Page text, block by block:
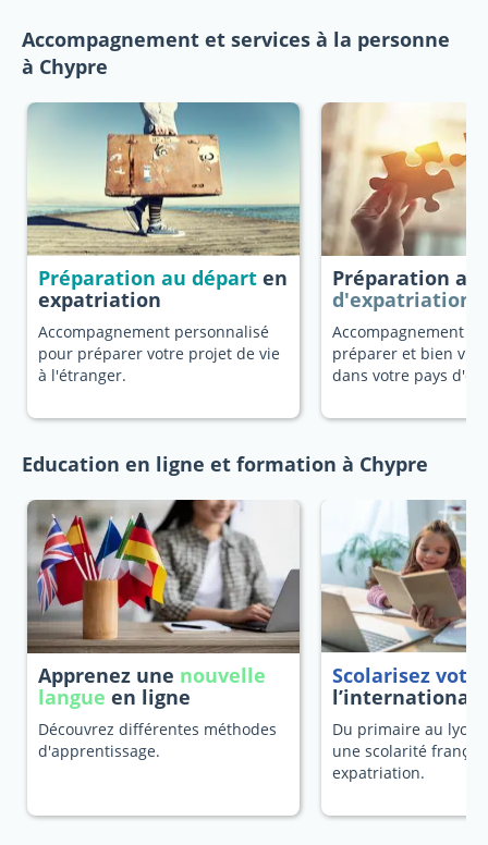
Accompagnement et services à la personne
à Chypre
Préparation au départ en
expatriation
Accompagnement personnalisé
pour préparer votre projet de vie
à l'étranger.
Préparation au
d'expatriation
Accompagnement
préparer et bien
dans votre pays
Education en ligne et formation à Chypre
Apprenez une nouvelle
langue en ligne
Découvrez différentes méthodes
d'apprentissage.
Scolarisez
l’international
Du primaire au
une scolarité
expatriation.